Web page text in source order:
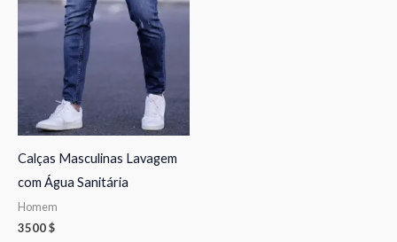
Calças Masculinas Lavagem
com Água Sanitária
Homem
3500$